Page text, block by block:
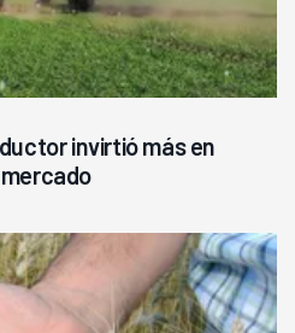
invirtió más en